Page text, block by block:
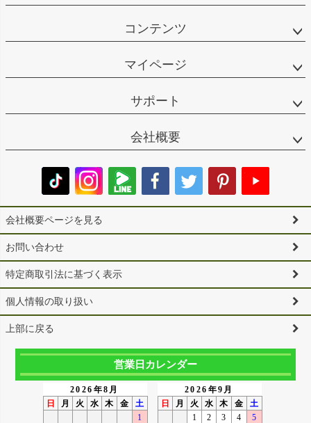
コンテンツ
マイページ
サポート
会社概要
会社概要ページを見る
お問い合わせ
特定商取引法に基づく表示
個人情報の取り扱い
上部に戻る
営業日カレンダー